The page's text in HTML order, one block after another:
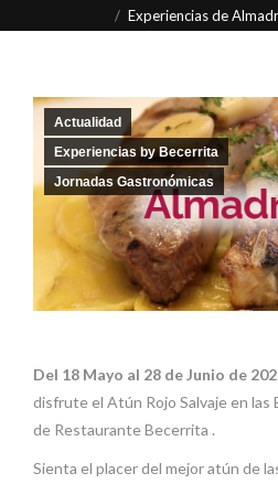
Experiencias de
Actualidad
Experiencias by Becerrita
Jornadas Gastronómicas
Del 18 Mayo al 28 de Junio de
disfrute el Atún Rojo Salvaje en las
de Restaurante Becerrita .
Sienta el placer del mejor atún de